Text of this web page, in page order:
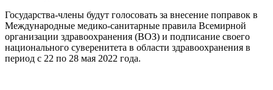
Государства-члены будут голосовать за внесение поправок в
Международные медико-санитарные правила Всемирной
организации здравоохранения (ВОЗ) и подписание своего
национального суверенитета в области здравоохранения в
период с 22 по 28 мая 2022 года.